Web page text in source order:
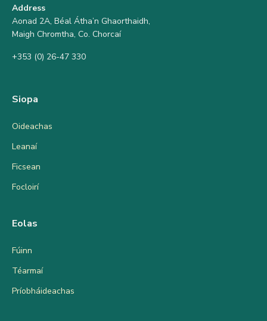
Address
Aonad 2A, Béal Átha’n Ghaorthaidh,
Maigh Chromtha, Co. Chorcaí
+353 (0) 26-47 330
Siopa
Oideachas
Leanaí
Ficsean
Focloirí
Eolas
Fúinn
Téarmaí
Príobháideachas